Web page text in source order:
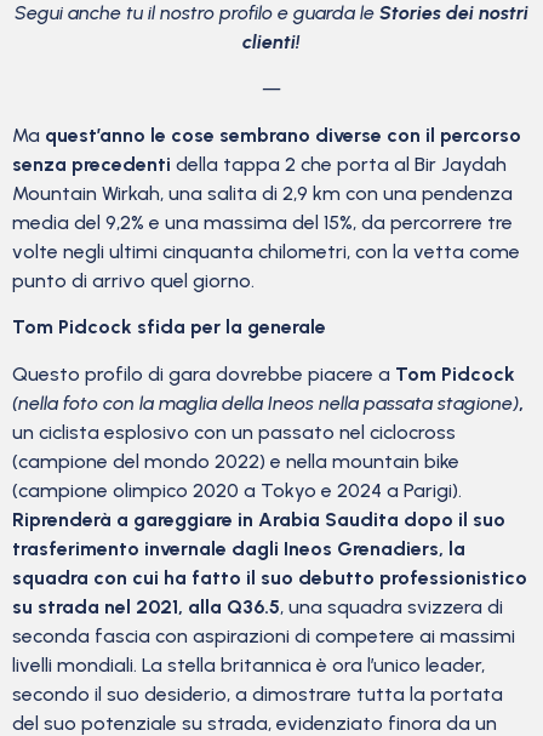
Segui anche tu il nostro profilo e guarda le Stories dei nostri
clienti!
—
Ma quest’anno le cose sembrano diverse con il percorso
senza precedenti della tappa 2 che porta al Bir Jaydah
Mountain Wirkah, una salita di 2,9 km con una pendenza
media del 9,2% e una massima del 15%, da percorrere tre
volte negli ultimi cinquanta chilometri, con la vetta come
punto di arrivo quel giorno.
Tom Pidcock sfida per la generale
Questo profilo di gara dovrebbe piacere a Tom Pidcock
(nella foto con la maglia della Ineos nella passata stagione),
un ciclista esplosivo con un passato nel ciclocross
(campione del mondo 2022) e nella mountain bike
(campione olimpico 2020 a Tokyo e 2024 a Parigi).
Riprenderà a gareggiare in Arabia Saudita dopo il suo
trasferimento invernale dagli Ineos Grenadiers, la
squadra con cui ha fatto il suo debutto professionistico
su strada nel 2021, alla Q36.5, una squadra svizzera di
seconda fascia con aspirazioni di competere ai massimi
livelli mondiali. La stella britannica è ora l’unico leader,
secondo il suo desiderio, a dimostrare tutta la portata
del suo potenziale su strada, evidenziato finora da un